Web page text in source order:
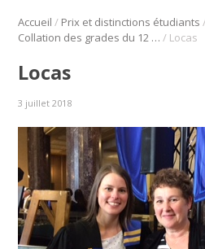
Accueil / Prix et distinctions étudiants
Collation des grades du 12 juin dernier / Locas
Locas
3 juillet 2018